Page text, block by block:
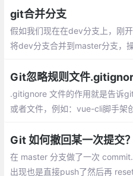
git合并分支
假如我们现在在dev分支上，刚
将dev分支合并到master分支，
Git忽略规则文件
.gitignore 文件的作用就是告诉
或者文件，例如：vue-cli脚手架
动为我们创建了 .gitignroe文件，
Git 如何撤回某一次提交？
在 master 分支做了一次
出现也是直接push了然后再